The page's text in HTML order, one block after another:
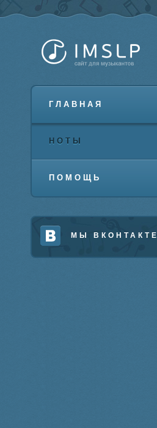
ГЛАВНАЯ
НОТЫ
ПОМОЩЬ
МЫ ВКОНТАКТЕ